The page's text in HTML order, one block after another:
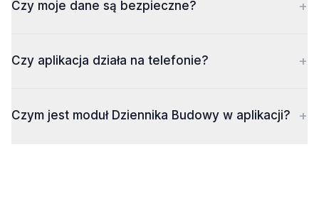
Czy moje dane są bezpieczne? +
Czy aplikacja działa na telefonie? +
Czym jest moduł Dziennika Budowy w aplikacji? +